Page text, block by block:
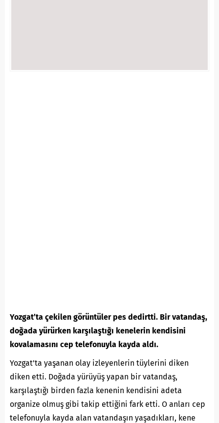
Yozgat’ta çekilen görüntüler pes dedirtti. Bir vatandaş,
doğada yürürken karşılaştığı kenelerin kendisini
kovalamasını cep telefonuyla kayda aldı.
Yozgat’ta yaşanan olay izleyenlerin tüylerini diken
diken etti. Doğada yürüyüş yapan bir vatandaş,
karşılaştığı birden fazla kenenin kendisini adeta
organize olmuş gibi takip ettiğini fark etti. O anları cep
telefonuyla kayda alan vatandaşın yaşadıkları, kene